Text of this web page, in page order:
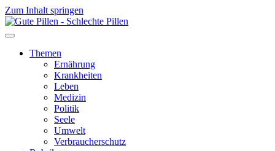
Zum Inhalt springen
Themen
Ernährung
Krankheiten
Leben
Medizin
Politik
Seele
Umwelt
Verbraucherschutz